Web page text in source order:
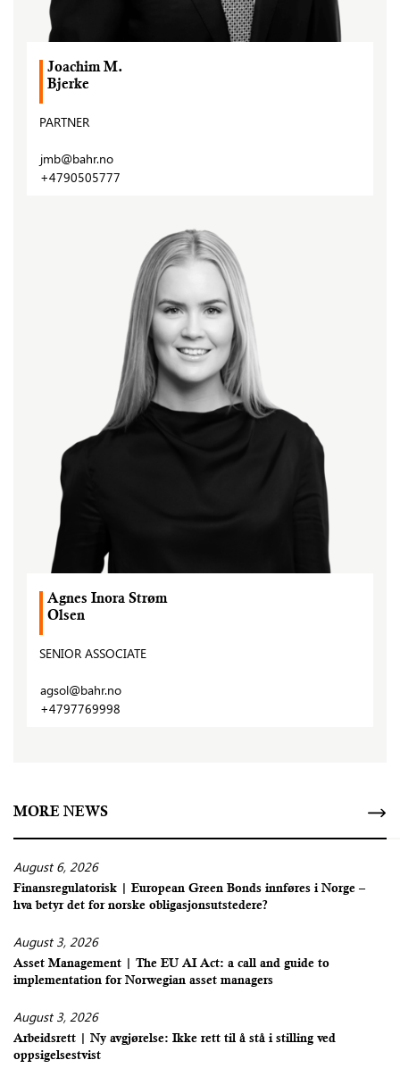
Joachim M.
Bjerke
PARTNER
jmb@bahr.no
+4790505777
Agnes Inora Strøm
Olsen
SENIOR ASSOCIATE
agsol@bahr.no
+4797769998
MORE NEWS
August 6, 2026
Finansregulatorisk | European Green Bonds innføres i Norge –
hva betyr det for norske obligasjonsutstedere?
August 3, 2026
Asset Management | The EU AI Act: a call and guide to
implementation for Norwegian asset managers
August 3, 2026
Arbeidsrett | Ny avgjørelse: Ikke rett til å stå i stilling ved
oppsigelsestvist